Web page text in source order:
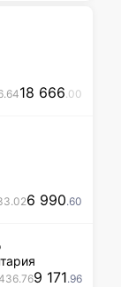
.6418 666.00
.026 990.60
.769 171.96